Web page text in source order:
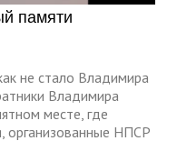
памяти
не стало Владимира
Владимира
месте, где
организованные НПСР